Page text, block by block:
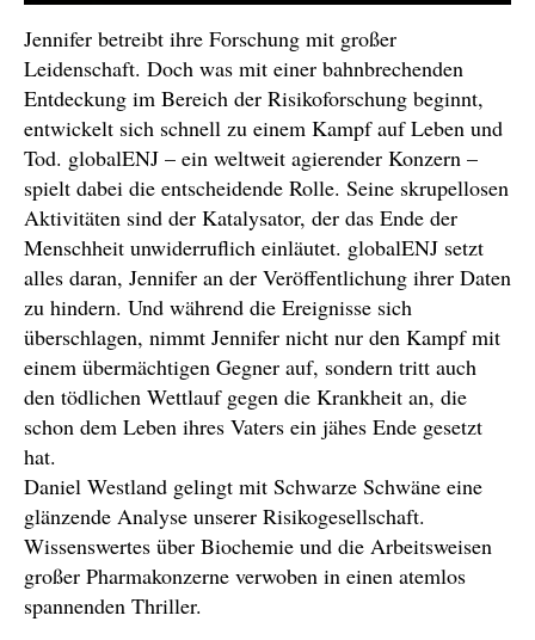
Jennifer betreibt ihre Forschung mit großer
Leidenschaft. Doch was mit einer bahnbrechenden
Entdeckung im Bereich der Risikoforschung beginnt,
entwickelt sich schnell zu einem Kampf auf Leben und
Tod. globalENJ – ein weltweit agierender Konzern –
spielt dabei die entscheidende Rolle. Seine skrupellosen
Aktivitäten sind der Katalysator, der das Ende der
Menschheit unwiderruflich einläutet. globalENJ setzt
alles daran, Jennifer an der Veröffentlichung ihrer Daten
zu hindern. Und während die Ereignisse sich
überschlagen, nimmt Jennifer nicht nur den Kampf mit
einem übermächtigen Gegner auf, sondern tritt auch
den tödlichen Wettlauf gegen die Krankheit an, die
schon dem Leben ihres Vaters ein jähes Ende gesetzt
hat.
Daniel Westland gelingt mit Schwarze Schwäne eine
glänzende Analyse unserer Risikogesellschaft.
Wissenswertes über Biochemie und die Arbeitsweisen
großer Pharmakonzerne verwoben in einen atemlos
spannenden Thriller.